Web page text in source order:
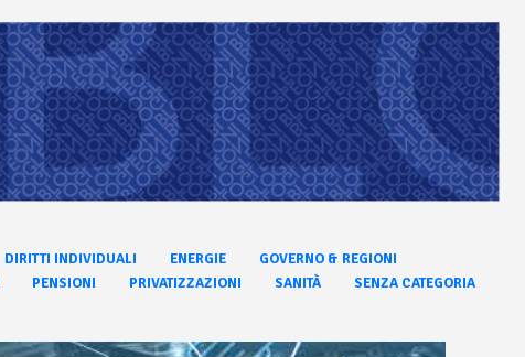
DIRITTI INDIVIDUALI ENERGIE
GOVERNO & REGIONI
PENSIONI PRIVATIZZAZIONI SANITÀ
SENZA CATEGORIA